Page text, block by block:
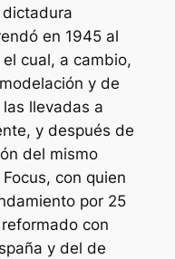
en 1945 al
cual, a cambio,
y de
llevadas a
y después de
del mismo
con quien
por 25
con
y del de